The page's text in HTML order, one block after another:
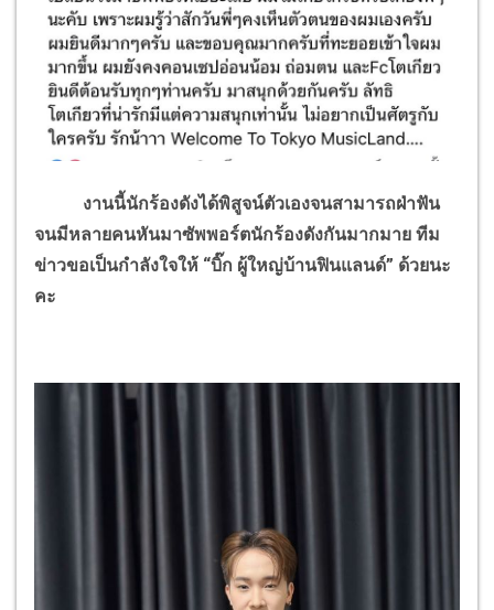
งานนี้นักร้องดังได้พิสูจน์ตัวเองจนสามารถฝ่าฟัน
จนมีหลายคนหันมาซัพพอร์ตนักร้องดังกันมากมาย ทีม
ข่าวขอเป็นกำลังใจให้ “บิ๊ก ผู้ใหญ่บ้านฟินแลนด์” ด้วยนะ
คะ